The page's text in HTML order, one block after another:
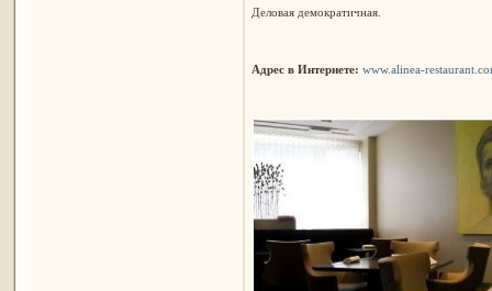
Деловая демократичная.
Адрес в Интернете: www.alinea-